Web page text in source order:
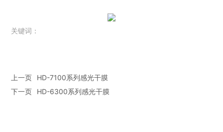
关键词：
上一页
HD-7100系列感光干膜
HD-6300系列感光干膜
下一页